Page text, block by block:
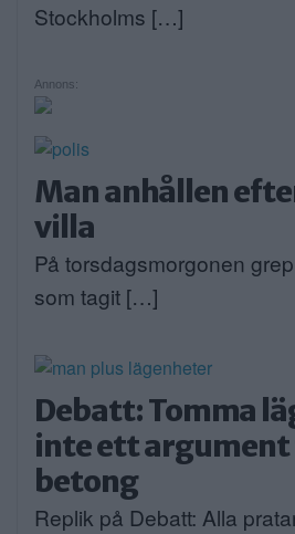
Stockholms […]
Annons:
Man anhållen
villa
På torsdagsmorgonen
som tagit […]
Debatt: Tomma
inte ett argument
betong
Replik på Debatt: Alla